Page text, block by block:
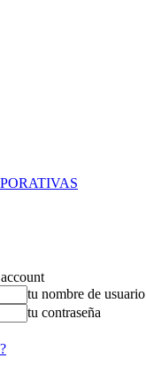
tu nombre de usuario
tu contraseña